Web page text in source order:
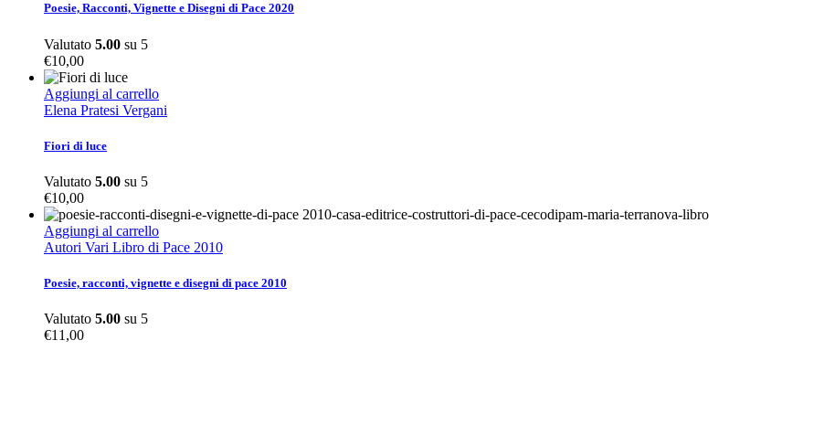
Poesie, Racconti, Vignette e Disegni di Pace 2020
Valutato 5.00 su 5
€10,00
Aggiungi al carrello
Elena Pratesi Vergani
Fiori di luce
Valutato 5.00 su 5
€10,00
Aggiungi al carrello
Autori Vari Libro di Pace 2010
Poesie, racconti, vignette e disegni di pace 2010
Valutato 5.00 su 5
€11,00